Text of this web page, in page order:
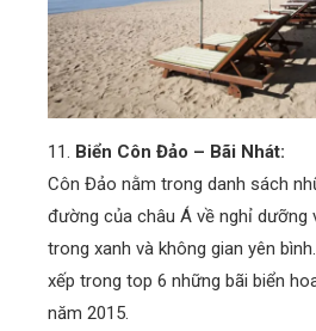
11. Biển Côn Đảo – Bãi Nhát:
Côn Đảo nằm trong danh sách
đường của châu Á về nghỉ dưỡng
trong xanh và không gian yên
xếp trong top 6 những bãi biển
năm 2015.